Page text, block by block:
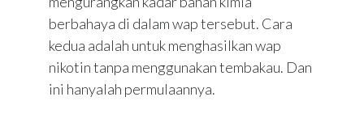
berbahaya di dalam wap tersebut. Cara
kedua adalah untuk menghasilkan wap
nikotin tanpa menggunakan tembakau. Dan
ini hanyalah permulaannya.